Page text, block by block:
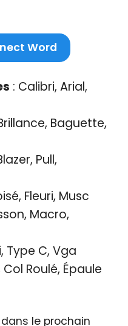
Word
: Calibri, Arial,
Baguette,
Pull,
Fleuri, Musc
Macro,
Type C, Vga
Roulé, Épaule
le prochain